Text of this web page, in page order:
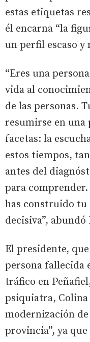
estas etiquetas
él encarna “la
un perfil escaso y
“Eres una
vida al
de las personas.
resumirse en una
facetas: la
estos tiempos,
antes del
para
has construido tu
decisiva”, abundó
El presidente,
persona fallecida
tráfico en
psiquiatra, Colina
modernización
provincia”, ya